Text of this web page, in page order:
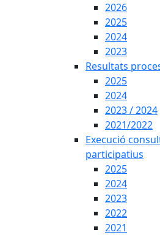
2026
2025
2024
2023
Resultats
2025
2024
2023 / 2024
2021/2022
Execució
participatius
2025
2024
2023
2022
2021